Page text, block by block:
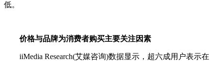
低。
价格与品牌为消费者购买主要关注因素
iiMedia Research(艾媒咨询)数据显示，超六成用户表示在